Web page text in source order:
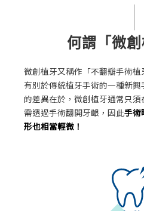
何謂「微
微創植牙又稱作「不翻瓣手術
有別於傳統植牙手術的一種新
的差異在於，微創植牙通常只
需透過手術翻開牙齦，因此手術
形也相當輕微！